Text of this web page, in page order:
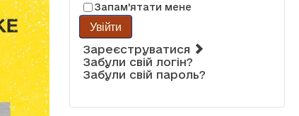
Запам'ятати мене
Увійти
Зареєструватися
Забули свій логін?
Забули свій пароль?